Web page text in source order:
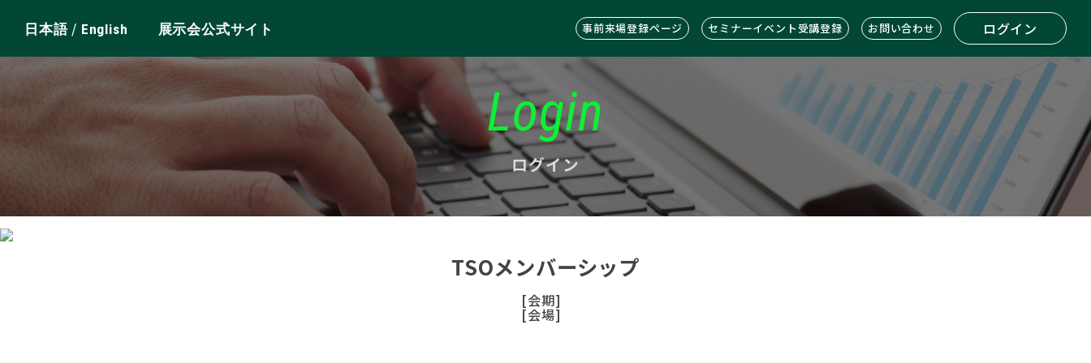
日本語/ English 展示会公式サイト 事前来場登録ページ セミナーイベント受講登録 お問い合わせ ログイン
Login
ログイン
TSOメンバーシップ
[会期]
[会場]